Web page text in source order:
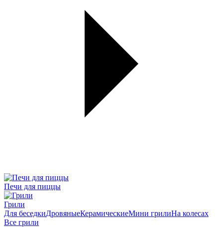
Печи для пиццы
Грили
Для беседкиДровяныеКерамическиеМини грилиНа колесах
Все грили